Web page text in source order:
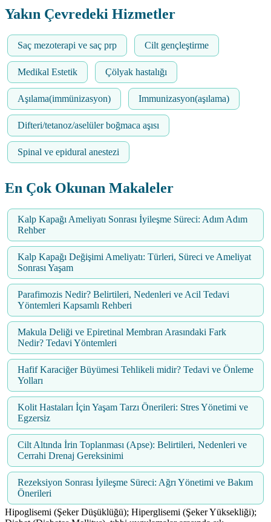
Yakın Çevredeki Hizmetler
Saç mezoterapi ve saç prp Cilt gençleştirme
Medikal Estetik Çölyak hastalığı
Aşılama(immünizasyon) Immunizasyon(aşılama)
Difteri/tetanoz/aselüler boğmaca aşısı
Spinal ve epidural anestezi
En Çok Okunan Makaleler
Kalp Kapağı Ameliyatı Sonrası İyileşme Süreci: Adım Adım
Rehber
Kalp Kapağı Değişimi Ameliyatı: Türleri, Süreci ve Ameliyat
Sonrası Yaşam
Parafimozis Nedir? Belirtileri, Nedenleri ve Acil Tedavi
Yöntemleri Kapsamlı Rehberi
Makula Deliği ve Epiretinal Membran Arasındaki Fark
Nedir? Tedavi Yöntemleri
Hafif Karaciğer Büyümesi Tehlikeli midir? Tedavi ve Önleme
Yolları
Kolit Hastaları İçin Yaşam Tarzı Önerileri: Stres Yönetimi ve
Egzersiz
Cilt Altında İrin Toplanması (Apse): Belirtileri, Nedenleri ve
Cerrahi Drenaj Gereksinimi
Rezeksiyon Sonrası İyileşme Süreci: Ağrı Yönetimi ve Bakım
Önerileri
Hipoglisemi (Şeker Düşüklüğü); Hiperglisemi (Şeker Yüksekliği);